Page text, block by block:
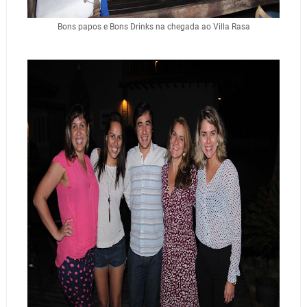
Bons papos e Bons Drinks na chegada ao Villa Rasa